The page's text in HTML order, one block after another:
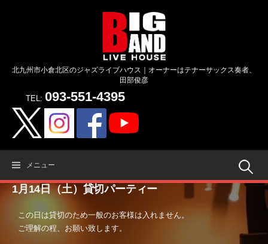
北九州市小倉北区のジャズライブハウス｜オーナーはテナーサックス奏者、
田部俊彦
TEL: 093-551-4395
メニュー 検
索:
1月14日（土）貸切パーティー
この日は貸切のため一般のお客様は入れません。
ご理解の程、お願い致します。